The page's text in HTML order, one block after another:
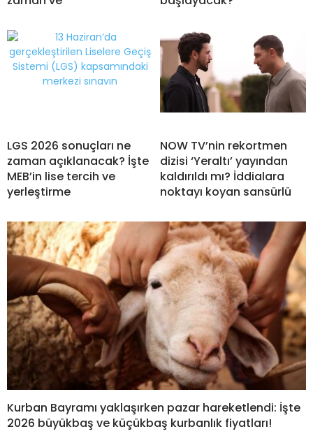
LGS 2026 sonuçları ne
zaman açıklanacak? İşte
MEB’in lise tercih ve
yerleştirme
NOW TV’nin rekortmen
dizisi ‘Yeraltı’ yayından
kaldırıldı mı? İddialara
noktayı koyan sansürlü
Kurban Bayramı yaklaşırken pazar hareketlendi: İşte
2026 büyükbaş ve küçükbaş kurbanlık fiyatları!